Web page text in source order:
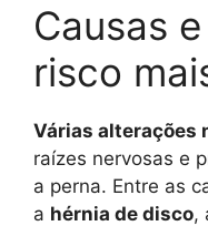
Causas
risco
Várias alterações
raízes nervosas e
a perna. Entre as
a hérnia de disco,